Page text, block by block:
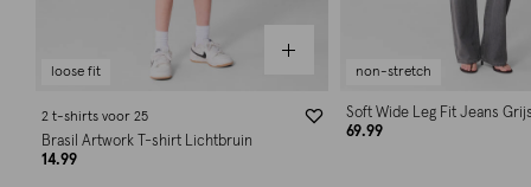
loose fit
2 t-shirts voor 25
Brasil Artwork T-shirt Lichtbruin
14.99
non-stretch
Soft Wide Leg Fit Jeans
69.99